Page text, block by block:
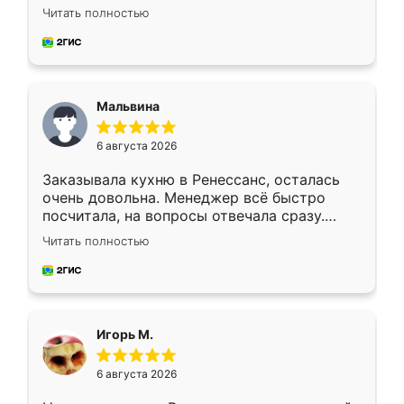
Ждал меньше месяца, сборщик с прямыми
руками. По цене вышло адекватно.
Рекомендую!
Читать полностью
Мальвина
6 августа 2026
Заказывала кухню в Ренессанс, осталась
очень довольна. Менеджер всё быстро
посчитала, на вопросы отвечала сразу.
Замерщик приехал в субботу, подошёл к
делу со всей ответственностью. Собрали
за день, ребята работали аккуратно, даже
Читать полностью
Игорь М.
6 августа 2026